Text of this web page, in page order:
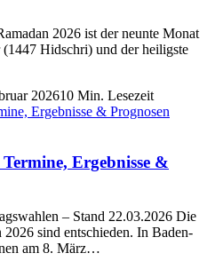
2026 ist der neunte Monat
Hidschri) und der heiligste
202610 Min. Lesezeit
Ergebnisse &
– Stand 22.03.2026 Die
sind entschieden. In Baden-
am 8. März…